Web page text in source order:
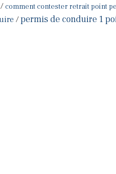
/ comment contester retrait point
/permis de conduire 1